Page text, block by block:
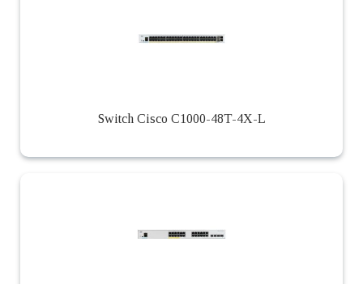
Switch Cisco C1000-48T-4X-L